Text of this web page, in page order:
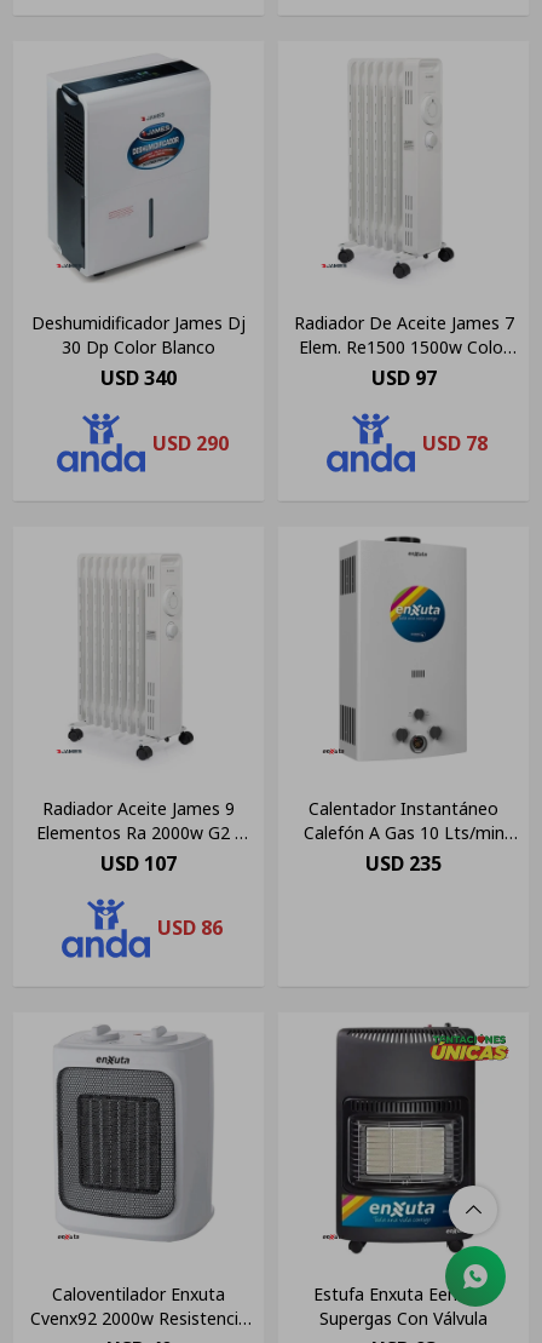
Deshumidificador James Dj
30 Dp Color Blanco
USD340
USD 290
Radiador De Aceite James 7
Elem. Re1500 1500w Color
Blanco
USD 97
USD 78
Radiador Aceite James 9
Elementos Ra 2000w G2 -
Color Blanco
USD 107
USD 86
Calentador Instantáneo
Calefón A Gas 10 Lts/min
Enxuta
USD 235
Caloventilador Enxuta
Cvenx92 2000w Resistencia
Estufa Enxuta Eenxgv2
Supergas Con Válvula